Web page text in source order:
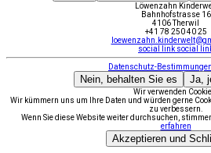
Löwenzahn
Bahnhofstrasse 16
4106 Therwil
+41 78 250 40 25
social link social
Datenschutz-Bestimmungen
Nein, behalten Sie es Ja,
Wir verwenden
Wir kümmern uns um Ihre Daten und würden gerne
zu verbessern.
Wenn Sie diese Website weiter durchsuchen,
erfahren
Akzeptieren und